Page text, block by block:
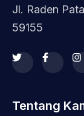
Jl. Raden
59155
Tentang